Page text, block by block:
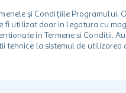
și Condițiile Programului.
utilizat doar in legatura cu
in Termene si Conditii.
tehnice la sistemul de utilizarea